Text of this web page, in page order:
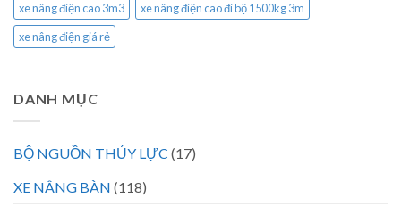
xe nâng điện cao 3m3
xe nâng điện cao đi bộ 1500kg 3m
xe nâng điện giá rẻ
DANH MỤC
BỘ NGUỒN THỦY LỰC (17)
XE NÂNG BÀN (118)